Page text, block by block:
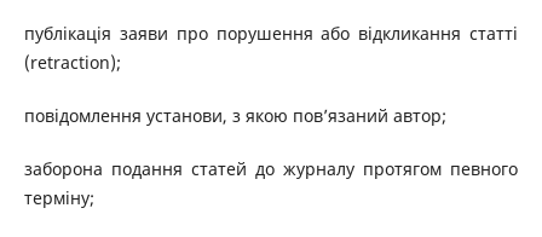
публікація заяви про порушення або відкликання статті
(retraction);
повідомлення установи, з якою пов’язаний автор;
заборона подання статей до журналу протягом певного
терміну;